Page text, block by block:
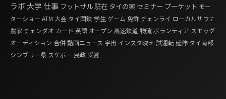
ラボ 大学仕事 フットサル駐在 タイの薬 セミナー プーケット モー
ターショー ATM 大会 タイ国鉄 学生 ゲーム 免許 チェンライ ローカルサウナ
農家 チェンダオ カード 英語 オープン 高速鉄道 物流ボランティア スモッグ
オーディション 合併動画ニュース 宇宙 インスタ映え 試運転延伸 タイ南部
シンブリー県 スケボー 民政 受賞